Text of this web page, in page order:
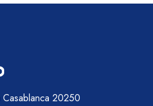
Casablanca 20250